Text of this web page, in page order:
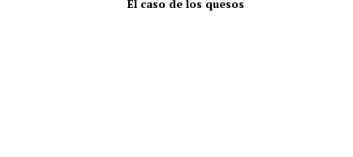
El caso de los quesos